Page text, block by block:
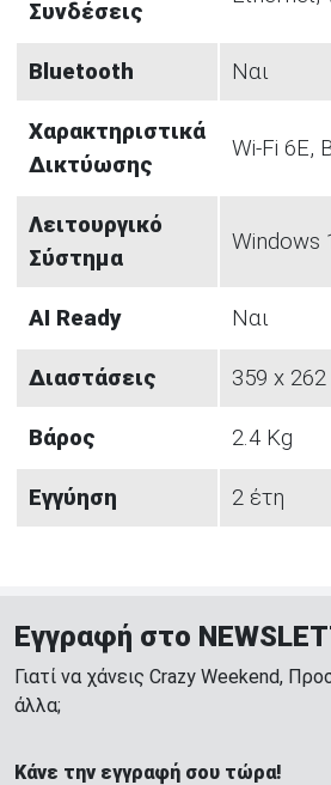
Συνδέσεις
Bluetooth Ναι
Χαρακτηριστικά
Δικτύωσης
Wi-Fi 6E,
Λειτουργικό
Σύστημα
Windows
AI Ready Ναι
Διαστάσεις 359 x
Βάρος 2.4 Kg
Εγγύηση 2 έτη
Εγγραφή στο
Γιατί να χάνεις Crazy Weekend,
άλλα;
Κάνε την εγγραφή σου τώρα!